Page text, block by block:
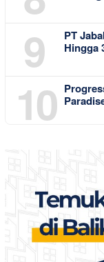
9
PT
Hingga
10